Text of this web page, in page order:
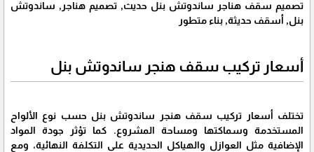
تصميم سقف هناجر ساندوتش بنل حديث, تصميم هناجر, ساندوتش
بنل, أسقف حديثة, بناء متطور
أسعار تركيب سقف هنجر ساندوتش بنل
تختلف أسعار تركيب سقف هنجر ساندوتش بنل حسب نوع الألواح
المستخدمة وسماكتها ومساحة المشروع. كما تؤثر جودة المواد
الإضافية مثل العوازل والهياكل الحديدية على التكلفة النهائية، ومع